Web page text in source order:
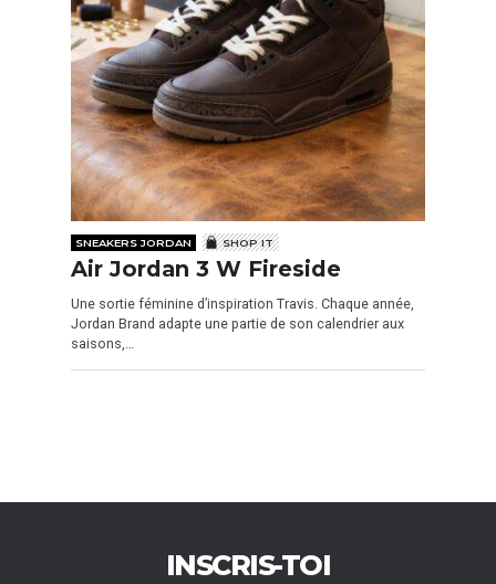
SNEAKERS JORDAN SHOP IT
Air Jordan 3 W Fireside
Une sortie féminine d’inspiration Travis. Chaque année,
Jordan Brand adapte une partie de son calendrier aux
saisons,…
INSCRIS-TOI